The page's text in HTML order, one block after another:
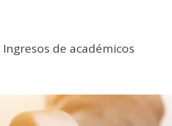
Ingresos de académicos